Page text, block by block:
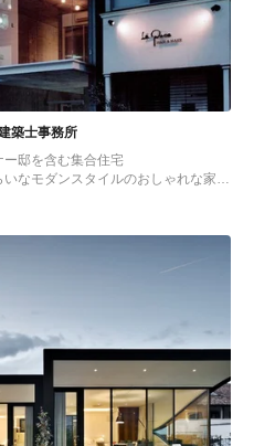
築士事務所
邸を含む集合住宅
なモダンスタイルのおしゃれな家の